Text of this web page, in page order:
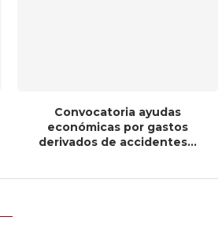
Convocatoria ayudas
económicas por gastos
derivados de accidentes...